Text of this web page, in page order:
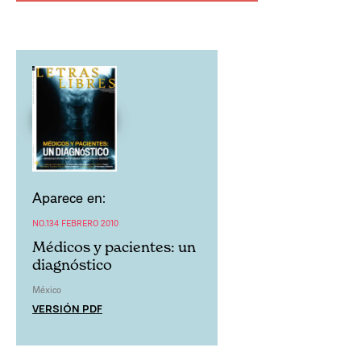
Aparece en:
NO.134 FEBRERO 2010
Médicos y pacientes: un
diagnóstico
México
VERSIÓN PDF